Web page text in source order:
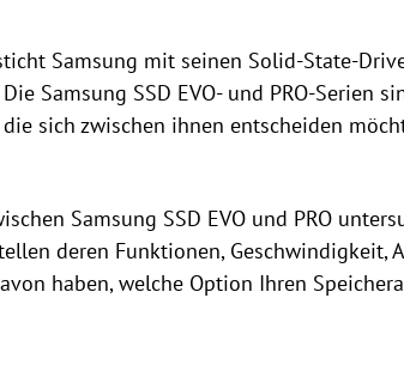
Samsung mit seinen Solid-State-
Samsung SSD EVO- und PRO-Serien
sich zwischen ihnen entscheiden
Samsung SSD EVO und PRO
deren Funktionen, Geschwindigkeit,
haben, welche Option Ihren